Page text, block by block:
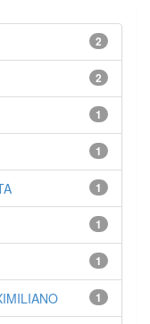
2
2
1
1
1
1
1
1